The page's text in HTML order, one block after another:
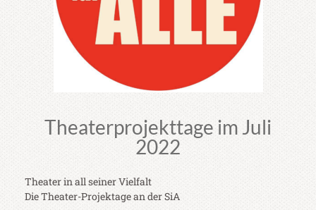
Theaterprojekttage im Juli
2022
Theater in all seiner Vielfalt
Die Theater-Projektage an der SiA